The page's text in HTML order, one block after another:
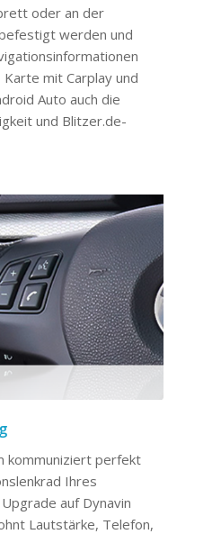
oder an der
werden und
mit Carplay und
Auto auch die
und Blitzer.de-
kommuniziert perfekt
Ihres
auf Dynavin
Lautstärke, Telefon,